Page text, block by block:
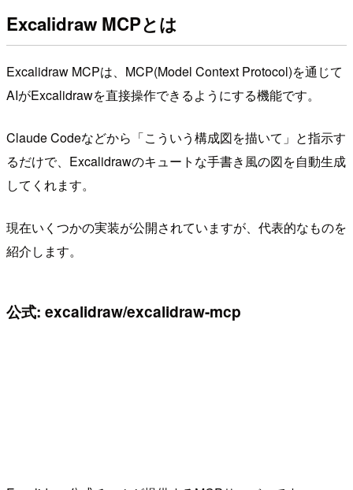
Excalidraw MCPとは
Excalidraw MCPは、MCP(Model Context Protocol)を通じて
AIがExcalidrawを直接操作できるようにする機能です。
Claude Codeなどから「こういう構成図を描いて」と指示す
るだけで、Excalidrawのキュートな手書き風の図を自動生成
してくれます。
現在いくつかの実装が公開されていますが、代表的なものを
紹介します。
公式: excalidraw/excalidraw-mcp